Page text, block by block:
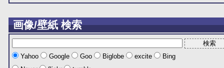
画像/壁紙 検索
Yahoo Google Goo Biglobe excite
Bing